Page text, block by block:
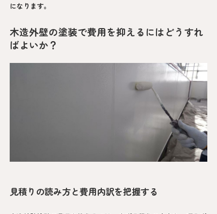
になります。
木造外壁の塗装で費用を抑えるにはどうすれ
ばよいか？
見積りの読み方と費用内訳を把握する